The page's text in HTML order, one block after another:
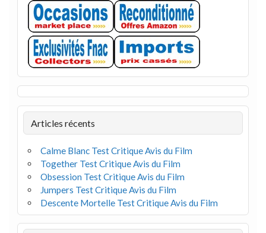
Articles récents
Calme Blanc Test Critique Avis du Film
Together Test Critique Avis du Film
Obsession Test Critique Avis du Film
Jumpers Test Critique Avis du Film
Descente Mortelle Test Critique Avis du Film